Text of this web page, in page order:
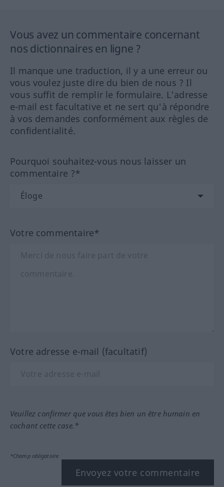
Vous avez un commentaire concernant
nos dictionnaires en ligne ?
Il manque une traduction, il y a une erreur ou
vous voulez juste dire du bien de nous ? Il
vous suffit de remplir le formulaire. L'adresse
e-mail est facultative et ne sert qu'à répondre
à vos demandes conformément aux règles de
confidentialité.
Pourquoi souhaitez-vous nous laisser un
commentaire ?*
Votre commentaire*
Votre adresse e-mail (facultatif)
Veuillez confirmer que vous êtes bien un être humain en
cochant cette case.*
*Champ obligatoire
Envoyez votre commentaire